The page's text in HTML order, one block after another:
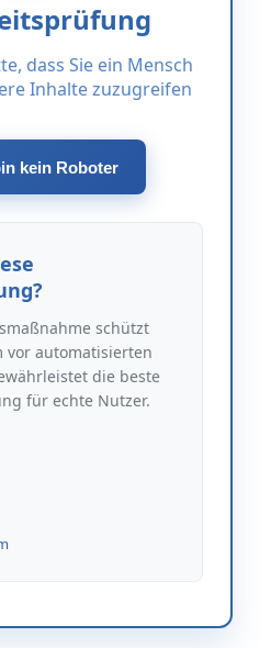
dass Sie ein Mensch
Inhalte zuzugreifen
kein Roboter
schützt
vor automatisierten
die beste
für echte Nutzer.